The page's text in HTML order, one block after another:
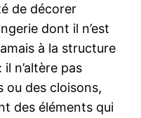
de décorer
dont il n’est
à la structure
n’altère pas
ou des cloisons,
des éléments qui